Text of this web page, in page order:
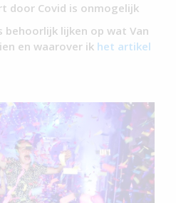
door Covid is onmogelijk
behoorlijk lijken op wat Van
en waarover ik het artikel